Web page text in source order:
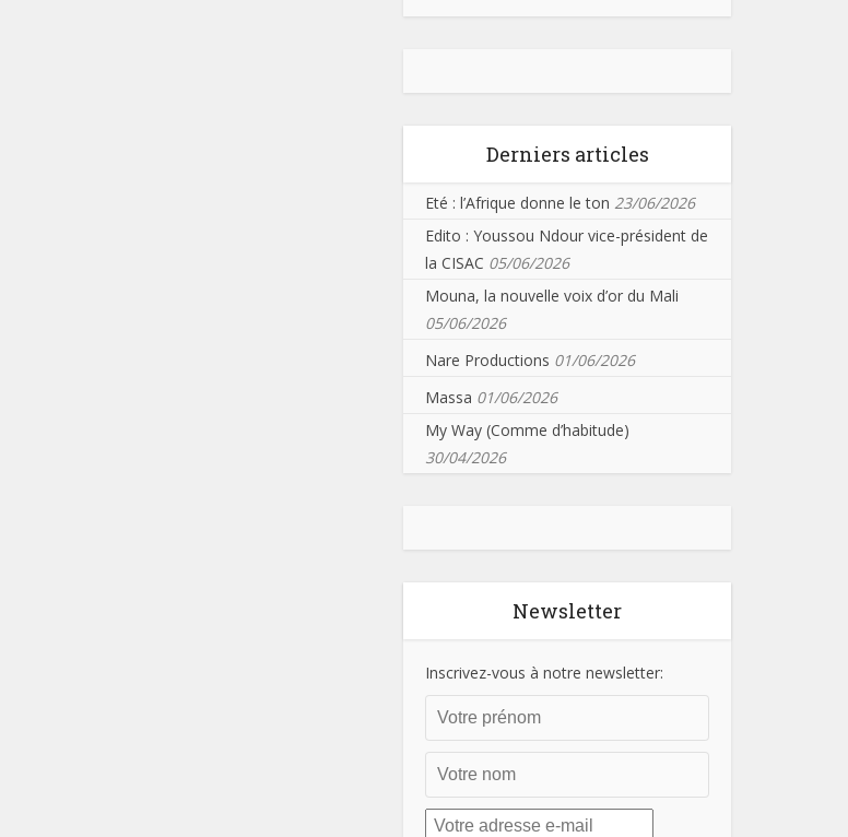
Derniers articles
Eté : l’Afrique donne le ton 23/06/2026
Edito : Youssou Ndour vice-président de
la CISAC 05/06/2026
Mouna, la nouvelle voix d’or du Mali
05/06/2026
Nare Productions 01/06/2026
Massa 01/06/2026
My Way (Comme d’habitude)
30/04/2026
Newsletter
Inscrivez-vous à notre newsletter: